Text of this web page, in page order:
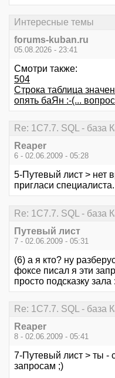
Интересные темы
forums-kuban.ru
05.08.2026 - 23:41
Смотри также:
504
Строка таблица
опять баЯн :-(...
Re: 1С7.7. SQL - база
Reaper
6 - 02.06.2009 - 05:28
5-Путевый лист > нет
пригласи специалиста.
Re: 1С7.7. SQL - база
Путевый лист
7 - 02.06.2009 - 05:31
(6) а я кто? ну
фоксе писал я эти
просто подсказку зала
Re: 1С7.7. SQL - база
Reaper
8 - 02.06.2009 - 05:41
7-Путевый лист > ты -
запросам ;)